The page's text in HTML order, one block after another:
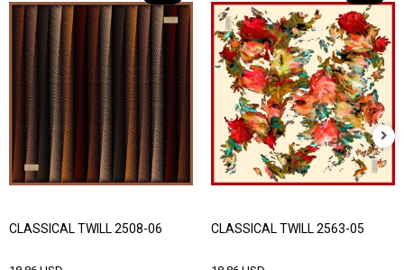
CLASSICAL TWILL 2508-06 CLASSICAL TWILL 2563-05